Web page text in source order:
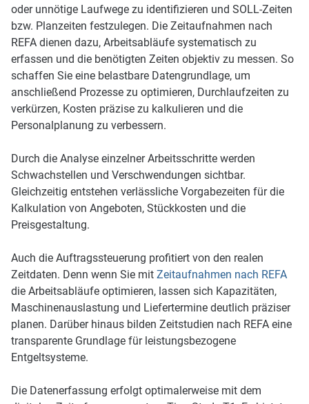
oder unnötige Laufwege zu identifizieren und SOLL-Zeiten
bzw. Planzeiten festzulegen. Die Zeitaufnahmen nach
REFA dienen dazu, Arbeitsabläufe systematisch zu
erfassen und die benötigten Zeiten objektiv zu messen. So
schaffen Sie eine belastbare Datengrundlage, um
anschließend Prozesse zu optimieren, Durchlaufzeiten zu
verkürzen, Kosten präzise zu kalkulieren und die
Personalplanung zu verbessern.
Durch die Analyse einzelner Arbeitsschritte werden
Schwachstellen und Verschwendungen sichtbar.
Gleichzeitig entstehen verlässliche Vorgabezeiten für die
Kalkulation von Angeboten, Stückkosten und die
Preisgestaltung.
Auch die Auftragssteuerung profitiert von den realen
Zeitdaten. Denn wenn Sie mit Zeitaufnahmen nach REFA
die Arbeitsabläufe optimieren, lassen sich Kapazitäten,
Maschinenauslastung und Liefertermine deutlich präziser
planen. Darüber hinaus bilden Zeitstudien nach REFA eine
transparente Grundlage für leistungsbezogene
Entgeltsysteme.
Die Datenerfassung erfolgt optimalerweise mit dem